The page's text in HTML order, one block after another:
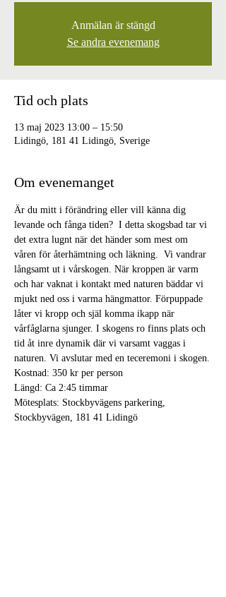
Anmälan är stängd
Se andra evenemang
Tid och plats
13 maj 2023 13:00 – 15:50
Lidingö, 181 41 Lidingö, Sverige
Om evenemanget
Är du mitt i förändring eller vill känna dig
levande och fånga tiden?  I detta skogsbad tar vi
det extra lugnt när det händer som mest om
våren för återhämtning och läkning.  Vi vandrar
långsamt ut i vårskogen. När kroppen är varm
och har vaknat i kontakt med naturen bäddar vi
mjukt ned oss i varma hängmattor. Förpuppade
låter vi kropp och själ komma ikapp när
vårfåglarna sjunger. I skogens ro finns plats och
tid åt inre dynamik där vi varsamt vaggas i
naturen. Vi avslutar med en teceremoni i skogen.
​Kostnad: 350 kr per person
Längd: Ca 2:45 timmar
Mötesplats: Stockbyvägens parkering,
Stockbyvägen, 181 41 Lidingö